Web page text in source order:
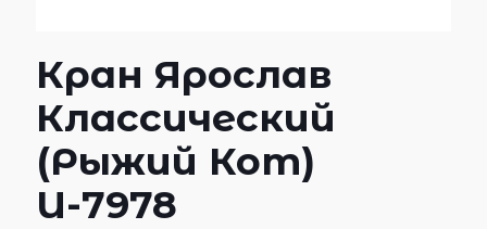
Кран Ярослав
Классический
(Рыжий Кот)
И-7978